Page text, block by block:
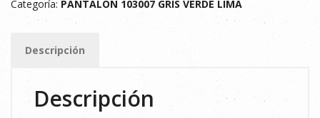
/
VERDE
T.42
Categoría: PANTALON 103007 GRIS VERDE LIMA
Descripción
Descripción